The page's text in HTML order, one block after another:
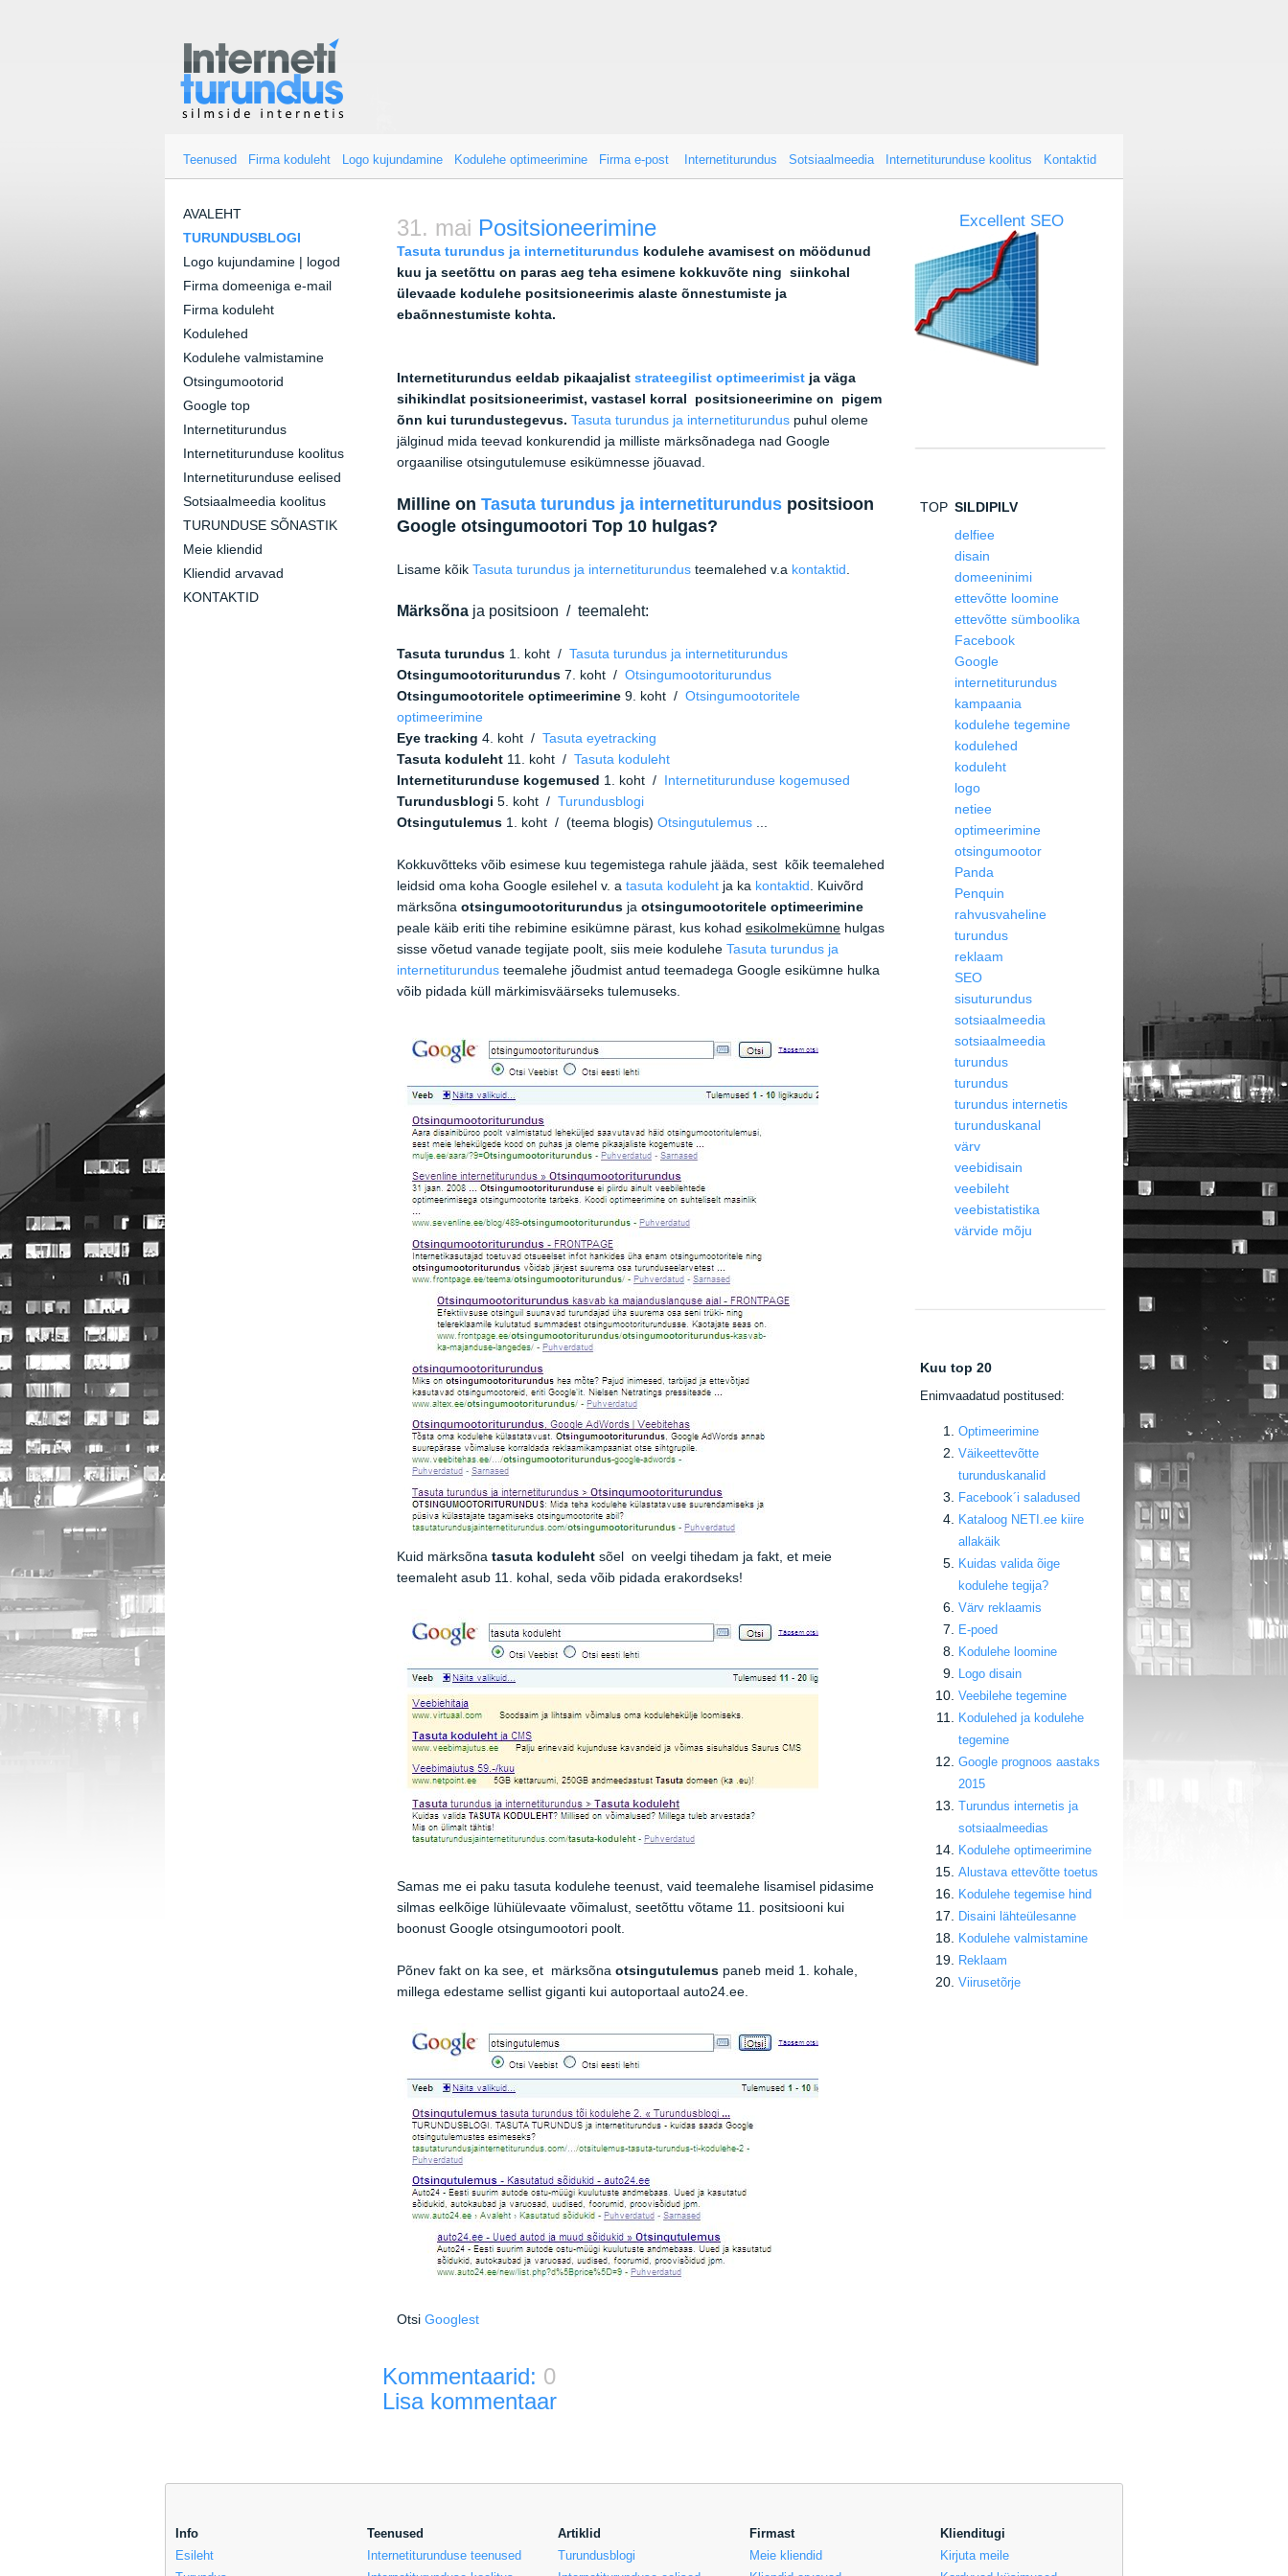
Teenused Firma koduleht Logo kujundamine Kodulehe optimeerimine Firma e-post Internetiturundus Sotsiaalmeedia Internetiturunduse koolitus Kontaktid
AVALEHT
TURUNDUSBLOGI
Logo kujundamine | logod
Firma domeeniga e-mail
Firma koduleht
Kodulehed
Kodulehe valmistamine
Otsingumootorid
Google top
Internetiturundus
Internetiturunduse koolitus
Internetiturunduse eelised
Sotsiaalmeedia koolitus
TURUNDUSE SÕNASTIK
Meie kliendid
Kliendid arvavad
KONTAKTID
31. mai Positsioneerimine
Tasuta turundus ja internetiturundus kodulehe avamisest on möödunud
kuu ja seetõttu on paras aeg teha esimene kokkuvõte ning siinkohal
ülevaade kodulehe positsioneerimis alaste õnnestumiste ja
ebaõnnestumiste kohta.
Internetiturundus eeldab pikaajalist strateegilist optimeerimist ja väga
sihikindlat positsioneerimist, vastasel korral positsioneerimine on pigem
õnn kui turundustegevus. Tasuta turundus ja internetiturundus puhul oleme
jälginud mida teevad konkurendid ja milliste märksõnadega nad Google
orgaanilise otsingutulemuse esikümnesse jõuavad.
Milline on Tasuta turundus ja internetiturundus positsioon
Google otsingumootori Top 10 hulgas?
Lisame kõik Tasuta turundus ja internetiturundus teemalehed v.a kontaktid
Märksõna ja positsioon / teemaleht:
Tasuta turundus 1. koht / Tasuta turundus ja internetiturundus
Otsingumootoriturundus 7. koht / Otsingumootoriturundus
Otsingumootoritele optimeerimine 9. koht / Otsingumootoritele
optimeerimine
Eye tracking 4. koht / Tasuta eyetracking
Tasuta koduleht 11. koht / Tasuta koduleht
Internetiturunduse kogemused 1. koht / Internetiturunduse kogemused
Turundusblogi 5. koht / Turundusblogi
Otsingutulemus 1. koht / (teema blogis) Otsingutulemus
Kokkuvõtteks võib esimese kuu tegemistega rahule jääda, sest kõik teemalehed
leidsid oma koha Google esilehel v. a tasuta koduleht ja ka kontaktid . Kuivõrd
märksõna otsingumootoriturundus ja otsingumootoritele optimeerimine
peale käib eriti tihe rebimine esikümne pärast, kus kohad esikolmekümne hulgas
sisse võetud vanade tegijate poolt, siis meie kodulehe Tasuta turundus ja
internetiturundus teemalehe jõudmist antud teemadega Google esikümne hulka
võib pidada küll märkimisväärseks tulemuseks.
Kuid märksõna tasuta koduleht sõel on veelgi tihedam ja fakt, et meie
teemaleht asub 11. kohal, seda võib pidada erakordseks!
Samas me ei paku tasuta kodulehe teenust, vaid teemalehe lisamisel pidasime
silmas eelkõige lühiülevaate võimalust, seetõttu võtame 11. positsiooni kui
boonust Google otsingumootori poolt.
Põnev fakt on ka see, et märksõna otsingutulemus paneb meid 1. kohale,
millega edestame sellist giganti kui autoportaal auto24.ee.
Otsi Googlest
Kommentaarid: 0
Lisa kommentaar
Excellent SEO
TOP SILDIPILV
delfiee
disain
domeeninimi
ettevõtte loomine
ettevõtte sümboolika
Facebook
Google
internetiturundus
kampaania
kodulehe tegemine
kodulehed
koduleht
logo
netiee
optimeerimine
otsingumootor
Panda
Penquin
rahvusvaheline
turundus
reklaam
SEO
sisuturundus
sotsiaalmeedia
sotsiaalmeedia
turundus
turundus
turundus internetis
turunduskanal
värv
veebidisain
veebileht
veebistatistika
värvide mõju
Kuu top 20
Enimvaadatud postitused:
Optimeerimine
Väikeettevõtte
turunduskanalid
Facebook´i saladused
Kataloog NETI.ee kiire
allakäik
Kuidas valida õige
kodulehe tegija?
Värv reklaamis
E-poed
Kodulehe loomine
Logo disain
Veebilehe tegemine
Kodulehed ja kodulehe
tegemine
Google prognoos aastaks
2015
Turundus internetis ja
sotsiaalmeedias
Kodulehe optimeerimine
Alustava ettevõtte toetus
Kodulehe tegemise hind
Disaini lähteülesanne
Kodulehe valmistamine
Reklaam
Viirusetõrje
Info
Esileht
Teenused
Internetiturunduse teenused
Artiklid
Turundusblogi
Firmast
Meie kliendid
Klienditugi
Kirjuta meile